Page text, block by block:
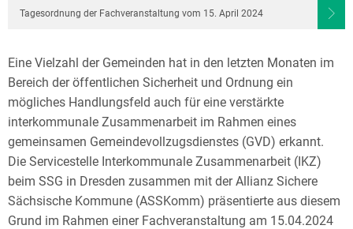
Tagesordnung der Fachveranstaltung vom 15. April 2024
Eine Vielzahl der Gemeinden hat in den letzten Monaten im
Bereich der öffentlichen Sicherheit und Ordnung ein
mögliches Handlungsfeld auch für eine verstärkte
interkommunale Zusammenarbeit im Rahmen eines
gemeinsamen Gemeindevollzugsdienstes (GVD) erkannt.
Die Servicestelle Interkommunale Zusammenarbeit (IKZ)
beim SSG in Dresden zusammen mit der Allianz Sichere
Sächsische Kommune (ASSKomm) präsentierte aus diesem
Grund im Rahmen einer Fachveranstaltung am 15.04.2024